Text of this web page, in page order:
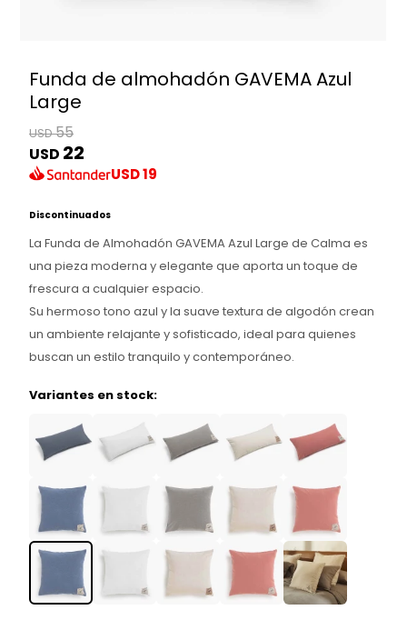
Funda de almohadón GAVEMA Azul
Large
USD55
USD 22
USD19
Discontinuados
La Funda de Almohadón GAVEMA Azul Large de Calma es
una pieza moderna y elegante que aporta un toque de
frescura a cualquier espacio.
Su hermoso tono azul y la suave textura de algodón crean
un ambiente relajante y sofisticado, ideal para quienes
buscan un estilo tranquilo y contemporáneo.
Variantes en stock: